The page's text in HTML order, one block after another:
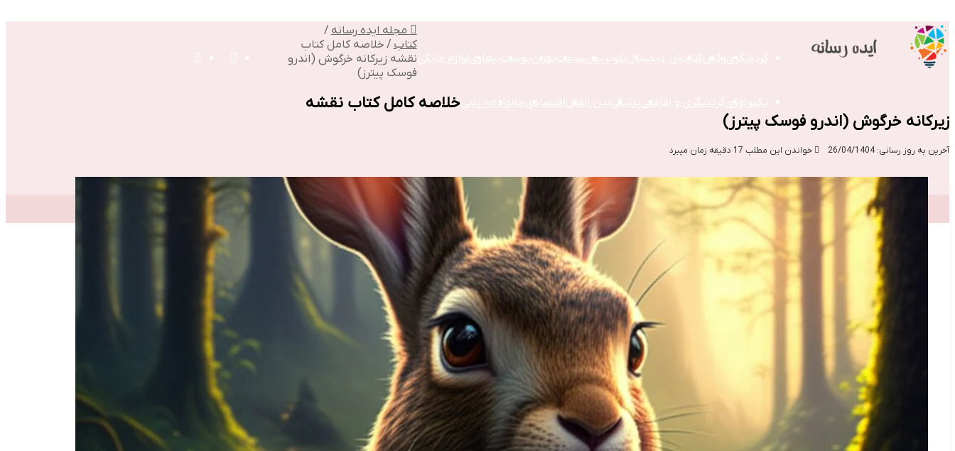
ورزشی
مجله ایده رسانه/
کتاب/ خلاصه کامل کتاب
نقشه زیرکانه خرگوش (اندرو
فوسک پیترز)
خلاصه کامل کتاب نقشه
زیرکانه خرگوش (اندرو فوسک پیترز)
آخرین به روز رسانی: 26/04/1404 خواندن این مطلب 17 دقیقه زمان میبرد